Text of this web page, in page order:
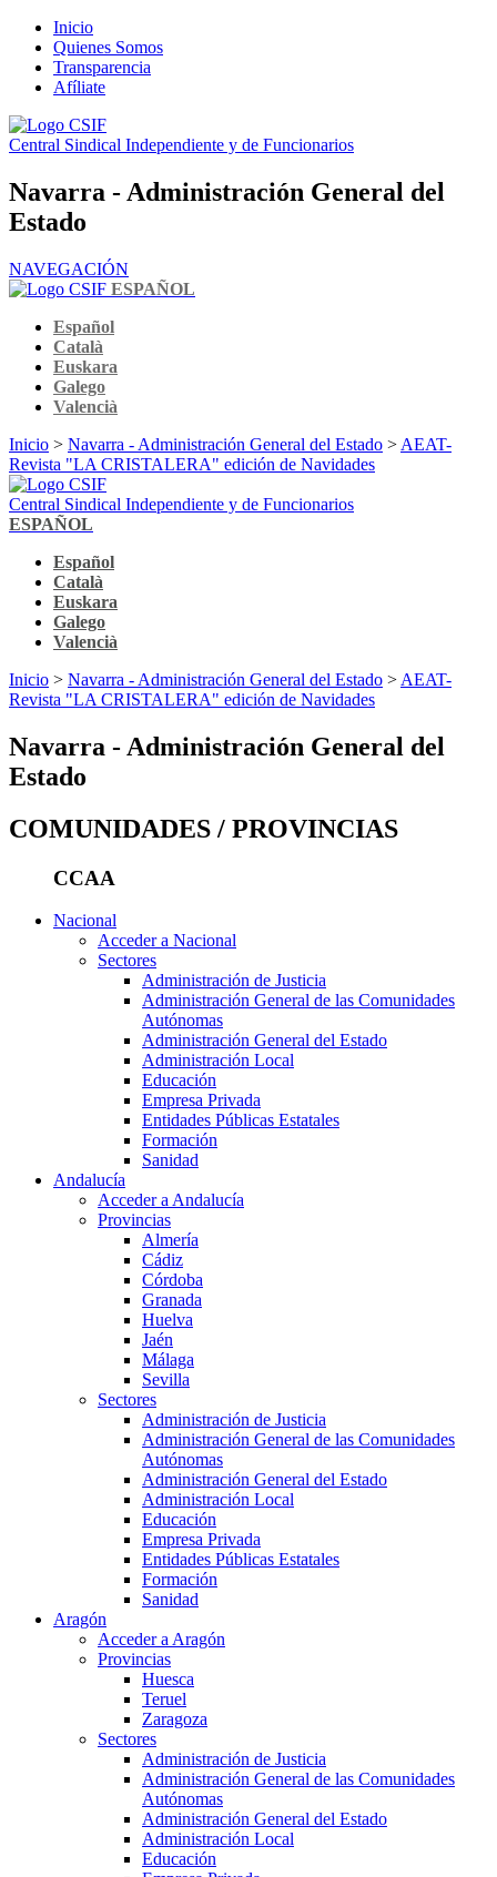
Inicio
Quienes Somos
Transparencia
Afíliate
Central Sindical Independiente y de Funcionarios
Navarra - Administración General del
Estado
NAVEGACIÓN
ESPAÑOL
Español
Català
Euskara
Galego
Valencià
Inicio > Navarra - Administración General del Estado > AEAT-
Revista "LA CRISTALERA" edición de Navidades
Central Sindical Independiente y de Funcionarios
ESPAÑOL
Español
Català
Euskara
Galego
Valencià
Inicio > Navarra - Administración General del Estado > AEAT-
Revista "LA CRISTALERA" edición de Navidades
Navarra - Administración General del
Estado
COMUNIDADES / PROVINCIAS
CCAA
Nacional
Acceder a Nacional
Sectores
Administración de Justicia
Administración General de las Comunidades
Autónomas
Administración General del Estado
Administración Local
Educación
Empresa Privada
Entidades Públicas Estatales
Formación
Sanidad
Andalucía
Acceder a Andalucía
Provincias
Almería
Cádiz
Córdoba
Granada
Huelva
Jaén
Málaga
Sevilla
Sectores
Administración de Justicia
Administración General de las Comunidades
Autónomas
Administración General del Estado
Administración Local
Educación
Empresa Privada
Entidades Públicas Estatales
Formación
Sanidad
Aragón
Acceder a Aragón
Provincias
Huesca
Teruel
Zaragoza
Sectores
Administración de Justicia
Administración General de las Comunidades
Autónomas
Administración General del Estado
Administración Local
Educación